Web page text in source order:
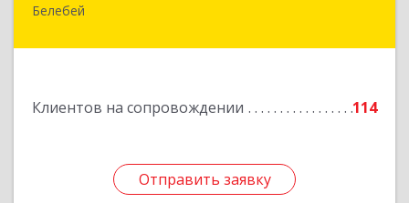
Белебей
Клиентов на сопровождении 114
Отправить заявку
452000, Башкортостан Респ, Белебей г, им
Отправить заявку